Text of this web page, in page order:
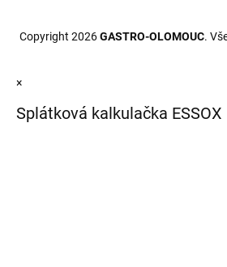
Copyright 2026GASTRO-OLOMOUC.
×
Splátková kalkulačka ESSOX